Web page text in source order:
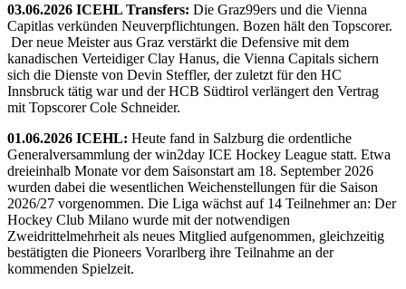
03.06.2026 ICEHL Transfers: Die Graz99ers und die Vienna
Capitlas verkünden Neuverpflichtungen. Bozen hält den Topscorer.
Der neue Meister aus Graz verstärkt die Defensive mit dem
kanadischen Verteidiger Clay Hanus, die Vienna Capitals sichern
sich die Dienste von Devin Steffler, der zuletzt für den HC
Innsbruck tätig war und der HCB Südtirol verlängert den Vertrag
mit Topscorer Cole Schneider.
01.06.2026 ICEHL: Heute fand in Salzburg die ordentliche
Generalversammlung der win2day ICE Hockey League statt. Etwa
dreieinhalb Monate vor dem Saisonstart am 18. September 2026
wurden dabei die wesentlichen Weichenstellungen für die Saison
2026/27 vorgenommen. Die Liga wächst auf 14 Teilnehmer an: Der
Hockey Club Milano wurde mit der notwendigen
Zweidrittelmehrheit als neues Mitglied aufgenommen, gleichzeitig
bestätigten die Pioneers Vorarlberg ihre Teilnahme an der
kommenden Spielzeit.